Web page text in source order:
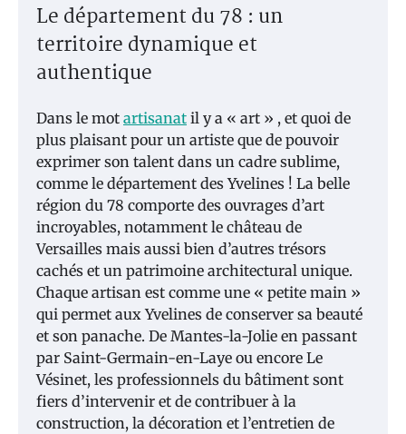
Le département du 78 : un
territoire dynamique et
authentique
Dans le mot artisanat il y a « art » , et quoi de
plus plaisant pour un artiste que de pouvoir
exprimer son talent dans un cadre sublime,
comme le département des Yvelines ! La belle
région du 78 comporte des ouvrages d’art
incroyables, notamment le château de
Versailles mais aussi bien d’autres trésors
cachés et un patrimoine architectural unique.
Chaque artisan est comme une « petite main »
qui permet aux Yvelines de conserver sa beauté
et son panache. De Mantes-la-Jolie en passant
par Saint-Germain-en-Laye ou encore Le
Vésinet, les professionnels du bâtiment sont
fiers d’intervenir et de contribuer à la
construction, la décoration et l’entretien de